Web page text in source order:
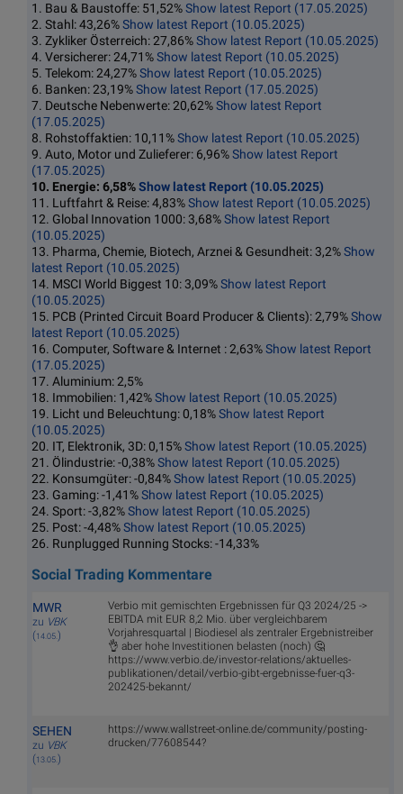
1. Bau & Baustoffe: 51,52%Show latest Report (17.05.2025)
2. Stahl: 43,26%Show latest Report (10.05.2025)
3. Zykliker Österreich: 27,86%Show latest Report (10.05.2025)
4. Versicherer: 24,71%Show latest Report (10.05.2025)
5. Telekom: 24,27%Show latest Report (10.05.2025)
6. Banken: 23,19%Show latest Report (17.05.2025)
7. Deutsche Nebenwerte: 20,62%Show latest Report
(17.05.2025)
8. Rohstoffaktien: 10,11%Show latest Report (10.05.2025)
9. Auto, Motor und Zulieferer: 6,96%Show latest Report
(17.05.2025)
10. Energie: 6,58%Show latest Report (10.05.2025)
11. Luftfahrt & Reise: 4,83%Show latest Report (10.05.2025)
12. Global Innovation 1000: 3,68%Show latest Report
(10.05.2025)
13. Pharma, Chemie, Biotech, Arznei & Gesundheit: 3,2%Show
latest Report (10.05.2025)
14. MSCI World Biggest 10: 3,09%Show latest Report
(10.05.2025)
15. PCB (Printed Circuit Board Producer & Clients): 2,79%Show
latest Report (10.05.2025)
16. Computer, Software & Internet : 2,63%Show latest Report
(17.05.2025)
17. Aluminium: 2,5%
18. Immobilien: 1,42%Show latest Report (10.05.2025)
19. Licht und Beleuchtung: 0,18%Show latest Report
(10.05.2025)
20. IT, Elektronik, 3D: 0,15%Show latest Report (10.05.2025)
21. Ölindustrie: -0,38%Show latest Report (10.05.2025)
22. Konsumgüter: -0,84%Show latest Report (10.05.2025)
23. Gaming: -1,41%Show latest Report (10.05.2025)
24. Sport: -3,82%Show latest Report (10.05.2025)
25. Post: -4,48%Show latest Report (10.05.2025)
26. Runplugged Running Stocks: -14,33%
Social Trading Kommentare
MWR
zu VBK
( 14.05.)
Verbio mit gemischten Ergebnissen für Q3 2024/25 ->
EBITDA mit EUR 8,2 Mio. über vergleichbarem
Vorjahresquartal | Biodiesel als zentraler Ergebnistreiber
👌 aber hohe Investitionen belasten (noch) 🤔
https://www.verbio.de/investor-relations/aktuelles-
publikationen/detail/verbio-gibt-ergebnisse-fuer-q3-
202425-bekannt/
SEHEN
zu VBK
( 13.05.)
https://www.wallstreet-online.de/community/posting-
drucken/77608544?